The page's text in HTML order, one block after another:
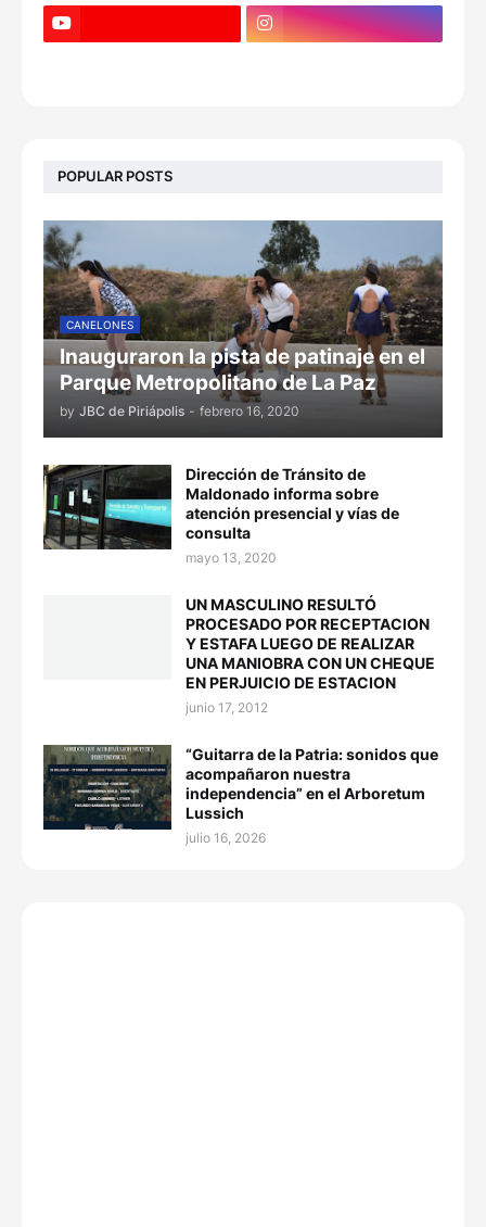
POPULAR POSTS
CANELONES
Inauguraron la pista de patinaje en el
Parque Metropolitano de La Paz
by JBC de Piriápolis - febrero 16, 2020
Dirección de Tránsito de
Maldonado informa sobre
atención presencial y vías de
consulta
mayo 13, 2020
UN MASCULINO RESULTÓ
PROCESADO POR RECEPTACION
Y ESTAFA LUEGO DE REALIZAR
UNA MANIOBRA CON UN CHEQUE
EN PERJUICIO DE ESTACION
junio 17, 2012
“Guitarra de la Patria: sonidos que
acompañaron nuestra
independencia” en el Arboretum
Lussich
julio 16, 2026